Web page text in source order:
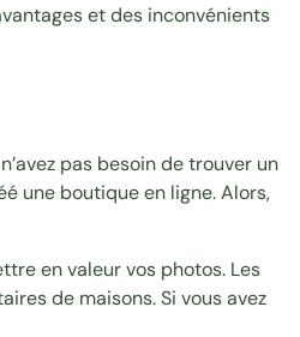
et des inconvénients
pas besoin de trouver un
une boutique en ligne. Alors,
en valeur vos photos. Les
de maisons. Si vous avez